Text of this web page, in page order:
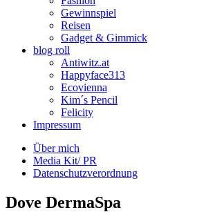
Gewinnspiel
Reisen
Gadget & Gimmick
blog roll
Antiwitz.at
Happyface313
Ecovienna
Kim´s Pencil
Felicity
Impressum
Über mich
Media Kit/ PR
Datenschutzverordnung
Dove DermaSpa